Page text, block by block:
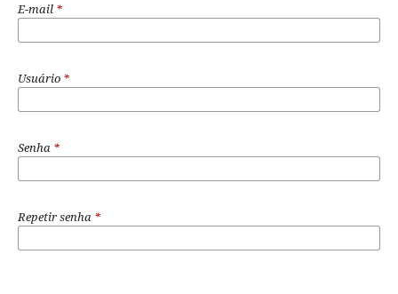
E-mail *
Usuário *
Senha *
Repetir senha *